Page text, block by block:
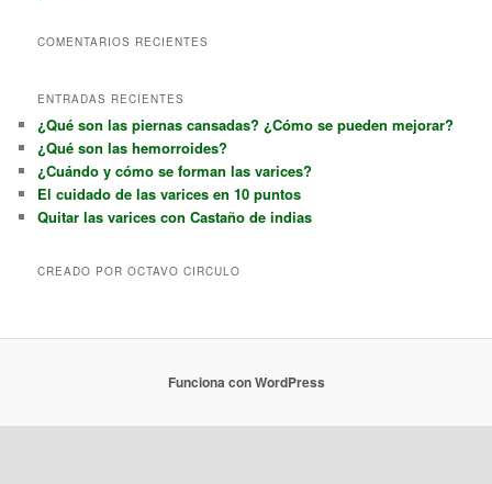
COMENTARIOS RECIENTES
ENTRADAS RECIENTES
¿Qué son las piernas cansadas? ¿Cómo se pueden mejorar?
¿Qué son las hemorroides?
¿Cuándo y cómo se forman las varices?
El cuidado de las varices en 10 puntos
Quitar las varices con Castaño de indias
CREADO POR OCTAVO CIRCULO
Funciona con WordPress